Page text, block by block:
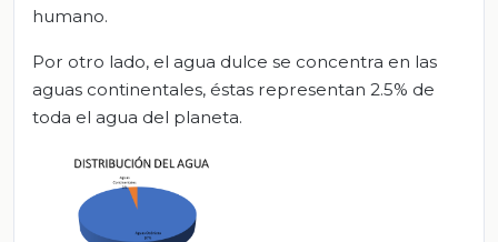
humano.
Por otro lado, el agua dulce se concentra en las
aguas continentales, éstas representan 2.5% de
toda el agua del planeta.